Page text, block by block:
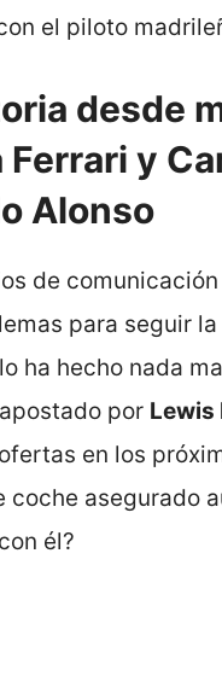
el piloto
desde
Ferrari y
Alonso
de
para seguir
ha hecho nada
por Lewis
en los
coche asegurado
él?